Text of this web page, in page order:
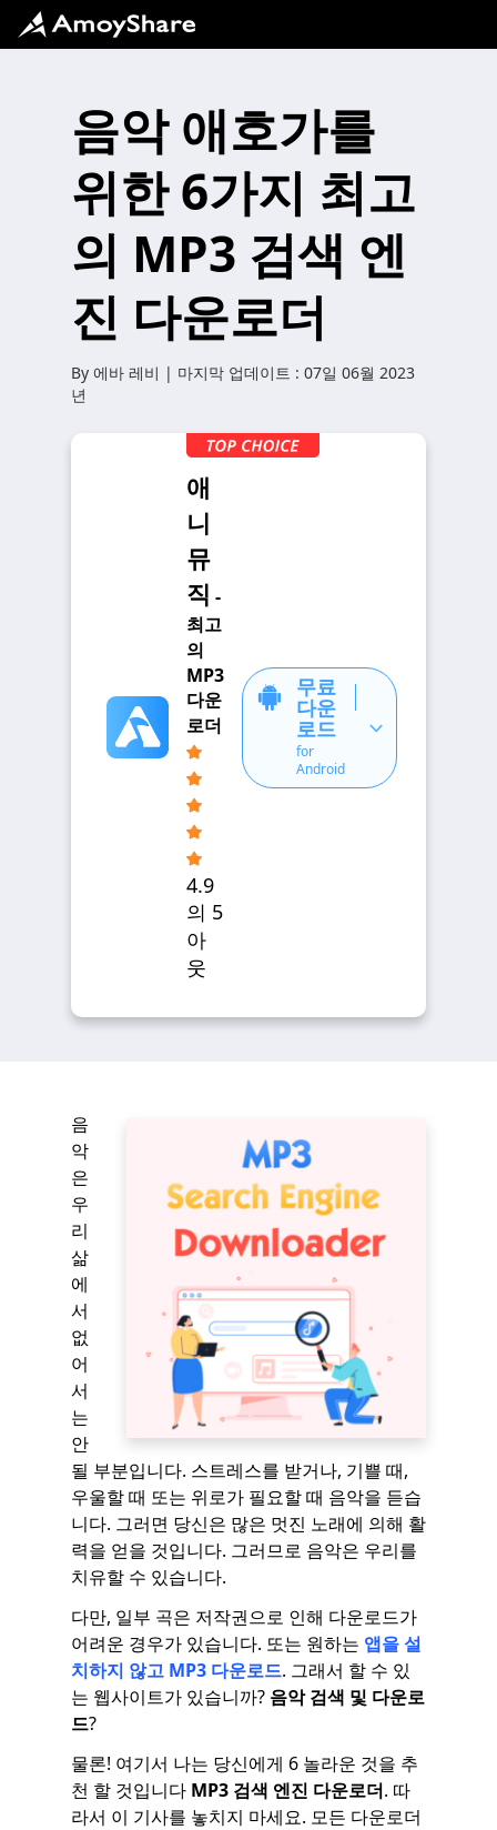
음악 애호가를
위한 6가지 최고
의 MP3 검색 엔
진 다운로더
By 에바 레비 | 마지막 업데이트 : 07일 06월 2023
년
애
니
뮤
직 -
최고
의
MP3
다운
로더
4.9
의 5
아
웃
무료
다운
로드
for
Android
음
악
은
우
리
삶
에
서
없
어
서
는
안
될 부분입니다. 스트레스를 받거나, 기쁠 때,
우울할 때 또는 위로가 필요할 때 음악을 듣습
니다. 그러면 당신은 많은 멋진 노래에 의해 활
력을 얻을 것입니다. 그러므로 음악은 우리를
치유할 수 있습니다.
다만, 일부 곡은 저작권으로 인해 다운로드가
어려운 경우가 있습니다. 또는 원하는 앱을 설
치하지 않고 MP3 다운로드. 그래서 할 수 있
는 웹사이트가 있습니까? 음악 검색 및 다운로
드?
물론! 여기서 나는 당신에게 6 놀라운 것을 추
천 할 것입니다 MP3 검색 엔진 다운로더. 따
라서 이 기사를 놓치지 마세요. 모든 다운로더